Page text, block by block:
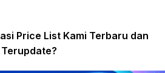
Price List Kami Terbaru dan
Terupdate?